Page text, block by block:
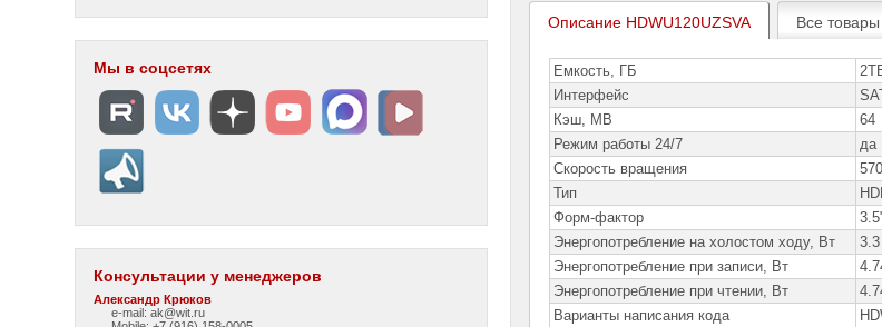
Мы в соцсетях
Консультации у менеджеров
Александр Крюков
e-mail: ak@wit.ru
Описание HDWU120UZSVA Все
Емкость, ГБ
Интерфейс
Кэш, MB
64
Режим работы 24/7
да
Скорость вращения
Тип
Форм-фактор
Энергопотребление на холостом ходу, Вт
3.3
Энергопотребление при записи, Вт
Энергопотребление при чтении, Вт
Варианты написания кода